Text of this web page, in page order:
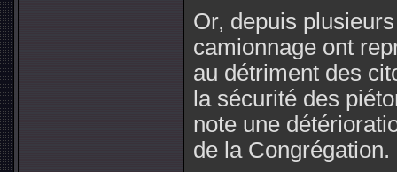
Or, depuis
camionnage ont
au détriment des
la sécurité des
note une
de la Congrégation.